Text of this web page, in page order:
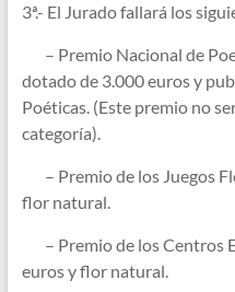
3ª.- El Jurado fallará los
– Premio Nacional de
dotado de 3.000 euros y
Poéticas. (Este premio no
categoría).
– Premio de los Juegos
flor natural.
– Premio de los Centros
euros y flor natural.